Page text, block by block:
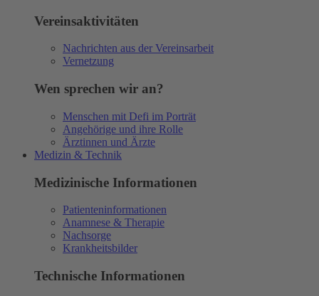
Vereinsaktivitäten
Nachrichten aus der Vereinsarbeit
Vernetzung
Wen sprechen wir an?
Menschen mit Defi im Porträt
Angehörige und ihre Rolle
Ärztinnen und Ärzte
Medizin & Technik
Medizinische Informationen
Patienteninformationen
Anamnese & Therapie
Nachsorge
Krankheitsbilder
Technische Informationen